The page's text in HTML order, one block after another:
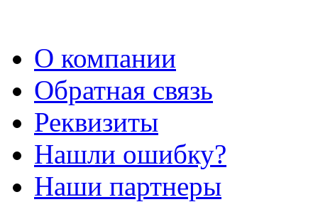
О компании
Обратная связь
Реквизиты
Нашли ошибку?
Наши партнеры